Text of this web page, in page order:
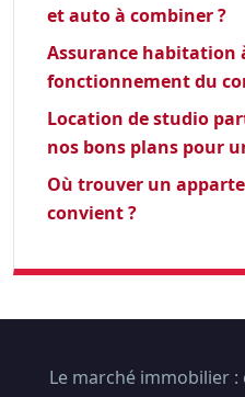
et auto à combiner ?
Assurance habitation
fonctionnement du
Location de studio
nos bons plans pour
Où trouver un
convient ?
Le marché immobilier